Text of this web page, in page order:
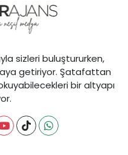
sizleri buluştururken,
getiriyor. Şatafattan
bir altyapı